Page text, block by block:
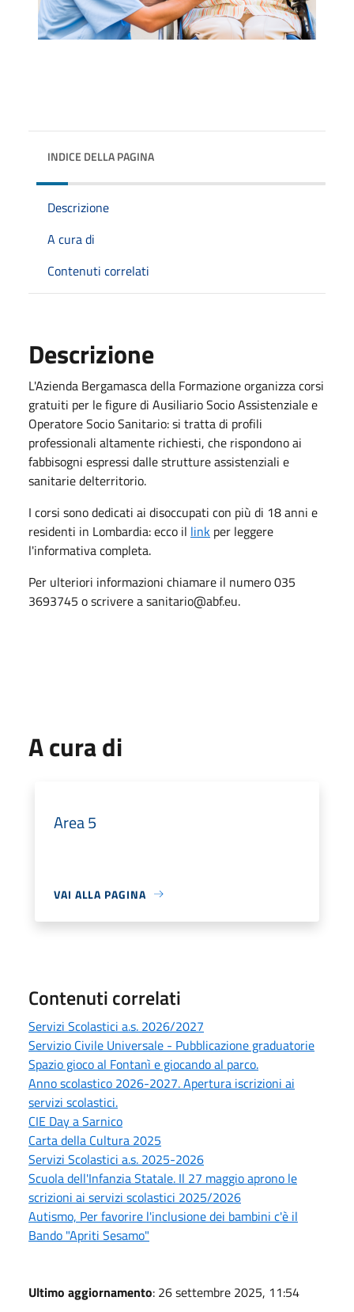
INDICE DELLA PAGINA
Descrizione
A cura di
Contenuti correlati
Descrizione
L'Azienda Bergamasca della Formazione organizza corsi
gratuiti per le figure di Ausiliario Socio Assistenziale e
Operatore Socio Sanitario: si tratta di profili
professionali altamente richiesti, che rispondono ai
fabbisogni espressi dalle strutture assistenziali e
sanitarie delterritorio.
I corsi sono dedicati ai disoccupati con più di 18 anni e
residenti in Lombardia: ecco il link per leggere
l'informativa completa.
Per ulteriori informazioni chiamare il numero 035
3693745 o scrivere a sanitario@abf.eu.
A cura di
Area 5
VAI ALLA PAGINA
Contenuti correlati
Servizi Scolastici a.s. 2026/2027
Servizio Civile Universale - Pubblicazione graduatorie
Spazio gioco al Fontanì e giocando al parco.
Anno scolastico 2026-2027. Apertura iscrizioni ai
servizi scolastici.
CIE Day a Sarnico
Carta della Cultura 2025
Servizi Scolastici a.s. 2025-2026
Scuola dell'Infanzia Statale. Il 27 maggio aprono le
scrizioni ai servizi scolastici 2025/2026
Autismo, Per favorire l'inclusione dei bambini c'è il
Bando "Apriti Sesamo"
Ultimo aggiornamento: 26 settembre 2025, 11:54